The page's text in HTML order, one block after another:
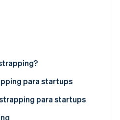
para startups
para startups